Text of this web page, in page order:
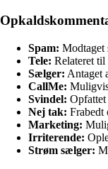
Spam: Modtaget
Tele: Relateret til
Sælger: Antaget
CallMe:
Svindel:
Nej tak: Frabedt
Marketing:
Irriterende:
Strøm sælger: